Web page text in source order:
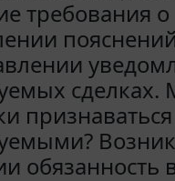
требования о
сделках.
признаваться
обязанность